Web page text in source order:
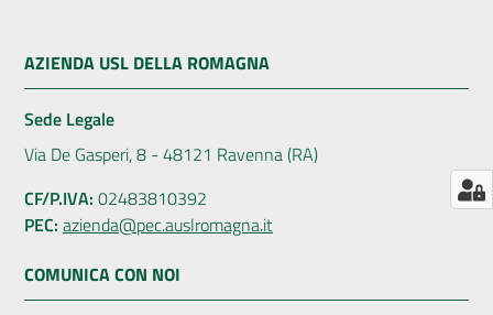
dei
Servizi
Dedicato
Menu selezionato
Bandi
Concorsi
AZIENDA USL DELLA ROMAGNA
Sede Legale
Via De Gasperi, 8 - 48121 Ravenna (RA)
CF/P.IVA: 02483810392
PEC: azienda@pec.auslromagna.it
COMUNICA CON NOI